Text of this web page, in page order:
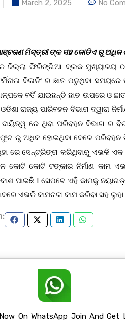
March 2, 2025 No
ମିସ୍ତ୍ରୀ ଙ୍କ ସହ କୋଡିଏ ରୁ ଅଧିକ
ଜିଲ୍ଲା ଫିରିଙ୍ଗିଆ ବ୍ଲକ ମୁଖ୍ୟାଳୟ
ବିଲଡିଂ ର ଛାତ ପଡୁଥିବା ସମୟରେ
ବର୍ତି ଯାଇଛନ୍ତି ଛାତ ଉପରେ ଓ
ରାଜ୍ୟ ପାରିବହନ ବିଭାଗ ଦ୍ୱାରା
ଓ ଦାୟିତ୍ୱ ରେ ଥିବା ପରିବହନ ବିଭାଗ
ରୁ ଅଧିକ ହୋଇଥିବା ବେଳେ ପରିବହନ
ରେ ସେନ୍ଟ୍ରିଙ୍ଗ କରିଥିବାରୁ ଏଭଳି
କୋଟି କୋଟି ଟଙ୍କାର ନିର୍ମାଣ କାମ
ପାଇଛି I ସେପଟେ ଏହି କାମକୁ
ଏଭଳି କାମଚଳା କାମ କରିବା ସହ
On WhatsApp Join And Get